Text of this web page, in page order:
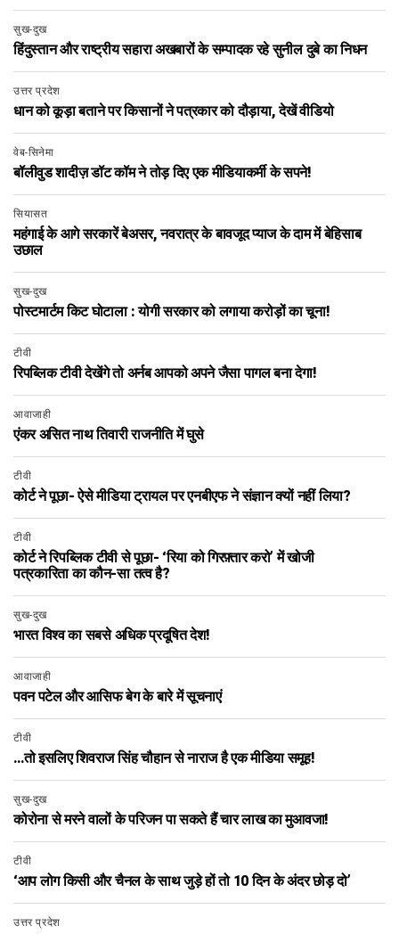
सुख-दुख
हिंदुस्तान और राष्ट्रीय सहारा अखबारों के सम्पादक रहे सुनील दुबे का निधन
उत्तर प्रदेश
धान को कूड़ा बताने पर किसानों ने पत्रकार को दौड़ाया, देखें वीडियो
वेब-सिनेमा
बॉलीवुड शादीज़ डॉट कॉम ने तोड़ दिए एक मीडियाकर्मी के सपने!
सियासत
महंगाई के आगे सरकारें बेअसर, नवरात्र के बावजूद प्याज के दाम में बेहिसाब
उछाल
सुख-दुख
पोस्टमार्टम किट घोटाला : योगी सरकार को लगाया करोड़ों का चूना!
टीवी
रिपब्लिक टीवी देखेंगे तो अर्नब आपको अपने जैसा पागल बना देगा!
आवाजाही
एंकर असित नाथ तिवारी राजनीति में घुसे
टीवी
कोर्ट ने पूछा- ऐसे मीडिया ट्रायल पर एनबीएफ ने संज्ञान क्यों नहीं लिया?
टीवी
कोर्ट ने रिपब्लिक टीवी से पूछा- ‘रिया को गिरफ़्तार करो’ में खोजी
पत्रकारिता का कौन-सा तत्व है?
सुख-दुख
भारत विश्व का सबसे अधिक प्रदूषित देश!
आवाजाही
पवन पटेल और आसिफ बेग के बारे में सूचनाएं
टीवी
…तो इसलिए शिवराज सिंह चौहान से नाराज है एक मीडिया समूह!
सुख-दुख
कोरोना से मरने वालों के परिजन पा सकते हैं चार लाख का मुआवजा!
टीवी
‘आप लोग किसी और चैनल के साथ जुड़े हों तो 10 दिन के अंदर छोड़ दो’
उत्तर प्रदेश